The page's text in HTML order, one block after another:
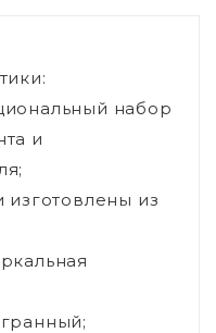
набор
и
изготовлены из